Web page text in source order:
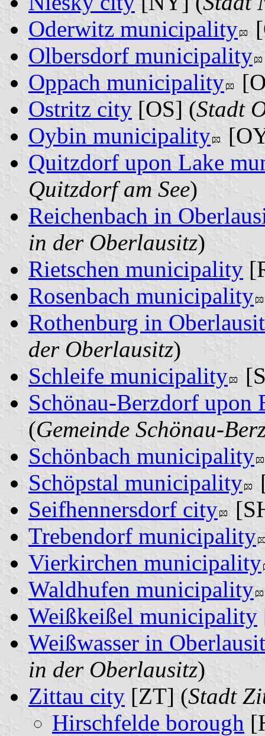
Oderwitz municipality
Olbersdorf municipality
Oppach municipality
Ostritz city [OS] (Stadt
Oybin municipality
Quitzdorf upon Lake
Quitzdorf am See)
Reichenbach in
in der Oberlausitz)
Rietschen municipality
Rosenbach municipality
Rothenburg in
der Oberlausitz)
Schleife municipality
Schönau-Berzdorf
(Gemeinde Schönau-
Schönbach municipality
Schöpstal municipality
Seifhennersdorf city
Trebendorf municipality
Vierkirchen municipality
Waldhufen municipality
Weißkeißel municipality
Weißwasser in
in der Oberlausitz)
Zittau city [ZT] (Stadt
Hirschfelde borough